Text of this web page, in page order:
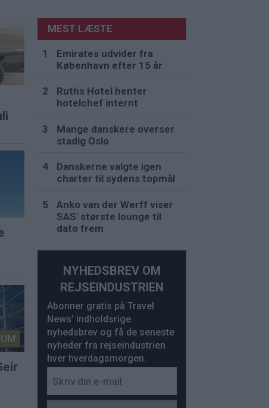
MEST LÆSTE
Emirates udvider fra
København efter 15 år
Ruths Hotel henter
hotelchef internt
Mange danskere overser
stadig Oslo
Danskerne valgte igen
charter til sydens topmål
Anko van der Werff viser
SAS' største lounge til
dato frem
NYHEDSBREV OM
REJSEINDUSTRIEN
Abonner gratis på Travel
News’ indholdsrige
nyhedsbrev og få de seneste
nyheder fra rejseindustrien
hver hverdagsmorgen.